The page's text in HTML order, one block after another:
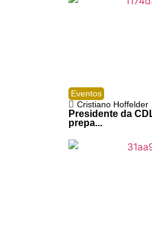
Eventos
Cristiano Hoffelder
Presidente da
prepa...